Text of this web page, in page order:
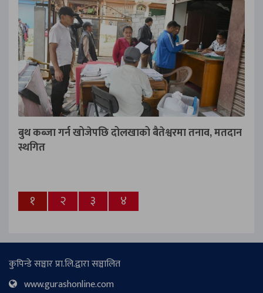
बुथ कब्जा गर्न खोजेपछि दोलखाको बैतेश्वरमा तनाव, मतदान
स्थगित
१ २ ३ ४
कुपिन्डे सञ्चार प्रा.लि.द्वारा सञ्चालित
www.gurashonline.com